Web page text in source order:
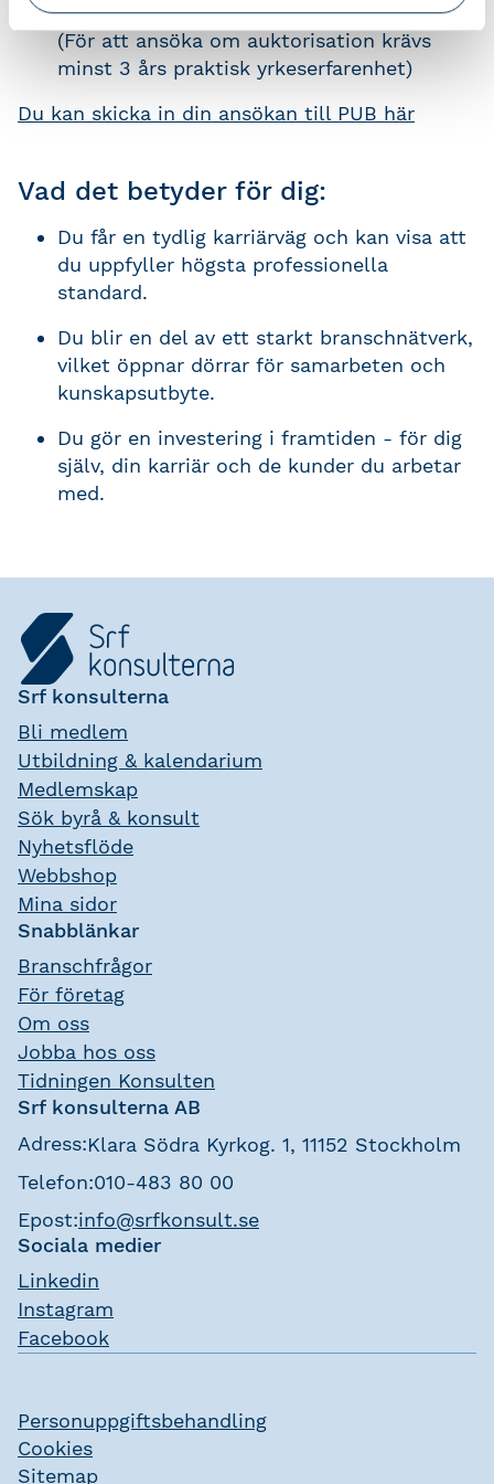
revisionsbyrå.
(För att ansöka om auktorisation krävs
minst 3 års praktisk yrkeserfarenhet)
Du kan skicka in din ansökan till PUB här
Vad det betyder för dig:
Du får en tydlig karriärväg och kan visa att
du uppfyller högsta professionella
standard.
Du blir en del av ett starkt branschnätverk,
vilket öppnar dörrar för samarbeten och
kunskapsutbyte.
Du gör en investering i framtiden - för dig
själv, din karriär och de kunder du arbetar
med.
Srf konsulterna
Bli medlem
Utbildning & kalendarium
Medlemskap
Sök byrå & konsult
Nyhetsflöde
Webbshop
Mina sidor
Snabblänkar
Branschfrågor
För företag
Om oss
Jobba hos oss
Tidningen Konsulten
Srf konsulterna AB
Adress:Klara Södra Kyrkog. 1, 11152 Stockholm
Telefon:010-483 80 00
Epost:info@srfkonsult.se
Sociala medier
Linkedin
Instagram
Facebook
Personuppgiftsbehandling
Cookies
Sitemap